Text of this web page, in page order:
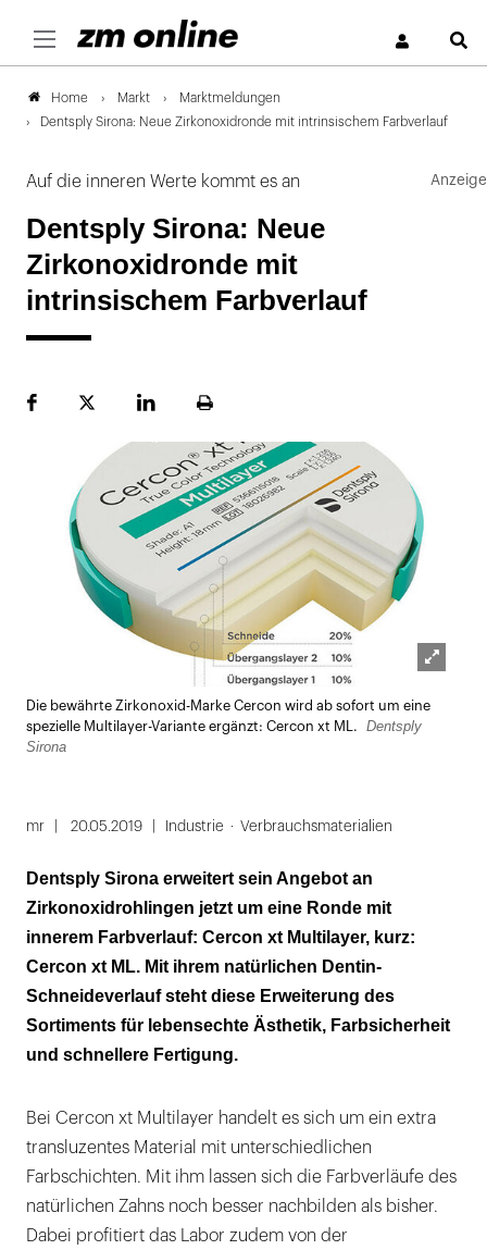
Home Markt
Marktmeldungen
Dentsply Sirona: Neue Zirkonoxidronde mit intrinsischem Farbverlauf
Auf die inneren Werte kommt es an
Dentsply Sirona: Neue
Zirkonoxidronde mit
intrinsischem Farbverlauf
FacebookPlattformLinekdInSeite
öffnen
Die bewährte Zirkonoxid-Marke Cercon wird ab sofort um eine
spezielle Multilayer-Variante ergänzt: Cercon xt ML.
Dentsply
Sirona
mr 20.05.2019 Industrie Verbrauchsmaterialien
Dentsply Sirona erweitert sein Angebot an
Zirkonoxidrohlingen jetzt um eine Ronde mit
innerem Farbverlauf: Cercon xt Multilayer, kurz:
Cercon xt ML. Mit ihrem natürlichen Dentin-
Schneideverlauf steht diese Erweiterung des
Sortiments für lebensechte Ästhetik, Farbsicherheit
und schnellere Fertigung.
Bei Cercon xt Multilayer handelt es sich um ein extra
transluzentes Material mit unterschiedlichen
Farbschichten. Mit ihm lassen sich die Farbverläufe des
natürlichen Zahns noch besser nachbilden als bisher.
Dabei profitiert das Labor zudem von der